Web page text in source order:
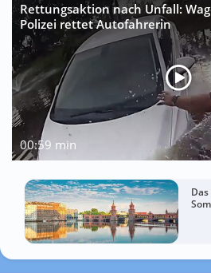
Rettungsaktion nach Unfall:
Polizei rettet Autofahrerin
00:59 min